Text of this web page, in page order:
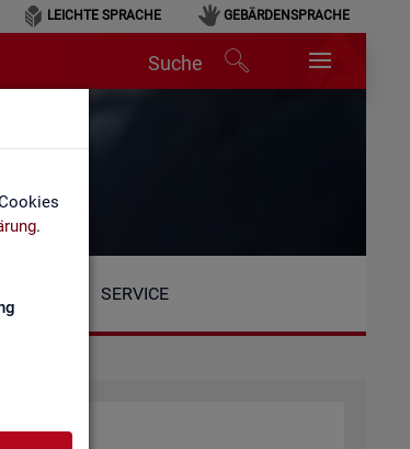
.
LEICHTE SPRACHE GEBÄRDENSPRACHE
Suche
SERVICE